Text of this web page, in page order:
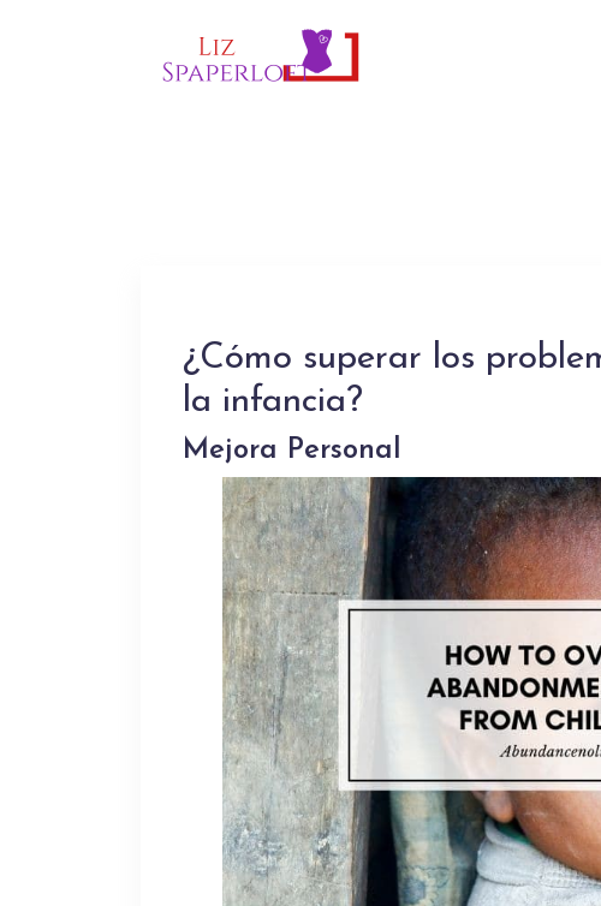
¿Cómo superar los
la infancia?
Mejora Personal